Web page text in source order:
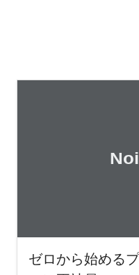
ゼロから始める